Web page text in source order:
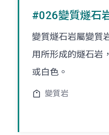
#026變質燧石
變質燧石岩屬變質
用所形成的燧石岩
或白色。
變質岩